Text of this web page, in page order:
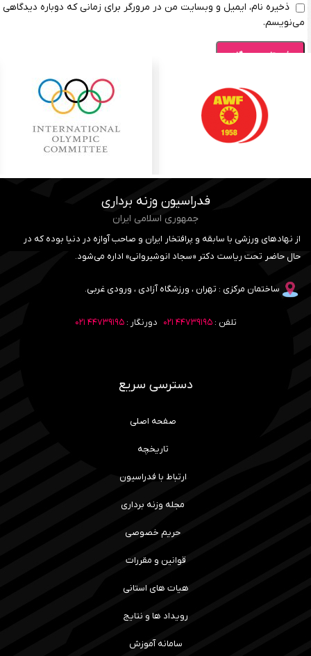
ذخیره نام، ایمیل و وبسایت من در مرورگر برای زمانی که دوباره دیدگاهی
می‌نویسم.
فدراسیون وزنه برداری
جمهوری اسلامی ایران
از نهادهای ورزشی با سابقه و پرافتخار ایران و صاحب آوازه در دنیا بوده که در
حال حاضر تحت ریاست دکتر «سجاد انوشیروانی» اداره می‌شود.
ساختمان مرکزی : تهران ، ورزشگاه آزادی ، ورودی غربی.
تلفن :۴۴۷۳۹۱۹۵ ۰۲۱ دورنگار :۴۴۷۳۹۱۹۵ ۰۲۱
دسترسی سریع
صفحه اصلی
تاریخچه
ارتباط با فدراسیون
مجله وزنه برداری
حریم خصوصی
قوانین و مقررات
هیات های استانی
رویداد ها و نتایج
سامانه آموزش